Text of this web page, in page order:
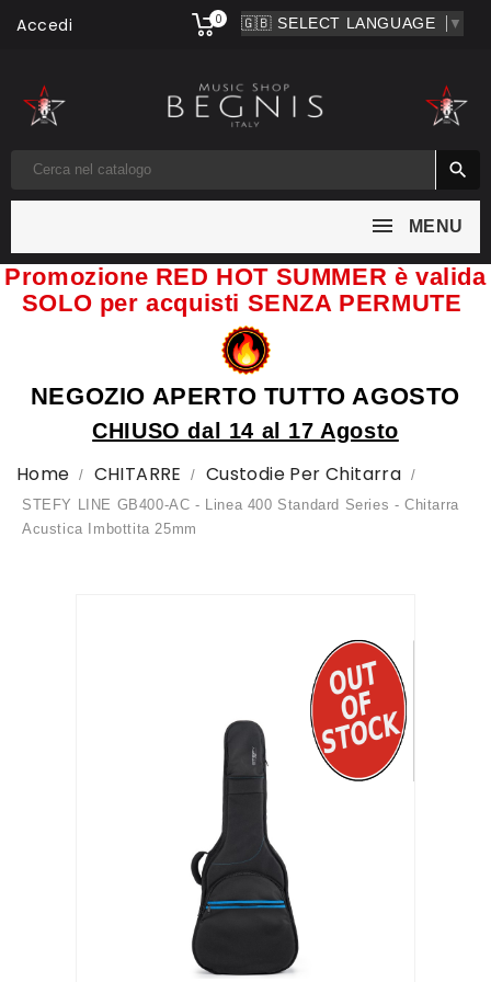
▼
Accedi 0

MENU
Promozione RED HOT SUMMER è valida
SOLO per acquisti SENZA PERMUTE
NEGOZIO APERTO TUTTO AGOSTO
CHIUSO dal 14 al 17 Agosto
Home CHITARRE Custodie Per Chitarra
STEFY LINE GB400-AC - Linea 400 Standard Series - Chitarra
Acustica Imbottita 25mm